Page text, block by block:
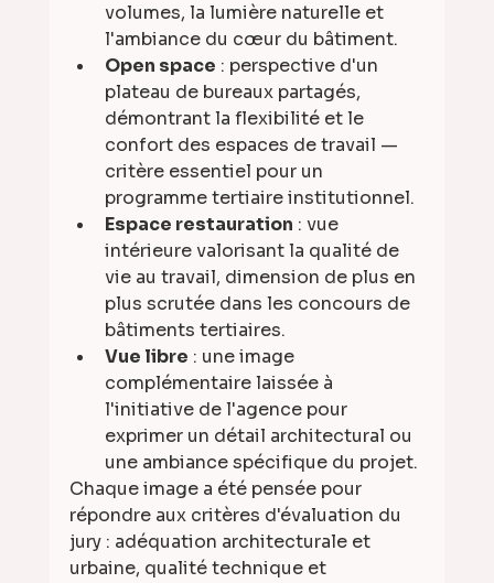
volumes, la lumière naturelle et
l'ambiance du cœur du bâtiment.
Open space : perspective d'un
plateau de bureaux partagés,
démontrant la flexibilité et le
confort des espaces de travail —
critère essentiel pour un
programme tertiaire institutionnel.
Espace restauration : vue
intérieure valorisant la qualité de
vie au travail, dimension de plus en
plus scrutée dans les concours de
bâtiments tertiaires.
Vue libre : une image
complémentaire laissée à
l'initiative de l'agence pour
exprimer un détail architectural ou
une ambiance spécifique du projet.
Chaque image a été pensée pour
répondre aux critères d'évaluation du
jury : adéquation architecturale et
urbaine, qualité technique et